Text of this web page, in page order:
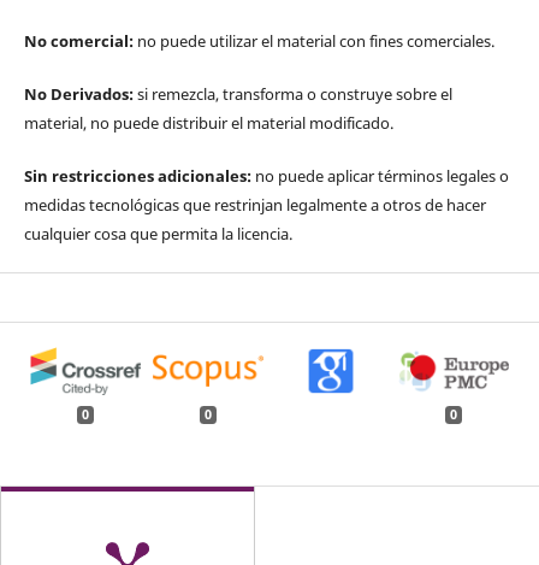
No comercial:no puede utilizar el material con fines comerciales.
No Derivados:si remezcla, transforma o construye sobre el
material, no puede distribuir el material modificado.
Sin restricciones adicionales:no puede aplicar términos legales o
medidas tecnológicas que restrinjan legalmente a otros de hacer
cualquier cosa que permita la licencia.
0 0 0